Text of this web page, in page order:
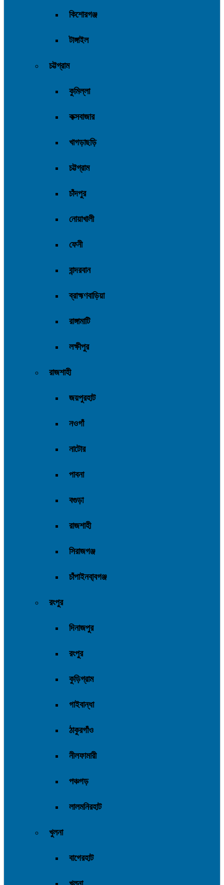
কিশোরগঞ্জ
টাঙ্গাইল
চট্টগ্রাম
কুমিল্লা
কক্সবাজার
খাগড়াছড়ি
চট্টগ্রাম
চাঁদপুর
নোয়াখালী
ফেনী
বান্দরবান
ব্রাহ্মণবাড়িয়া
রাঙ্গামাটি
লক্ষীপুর
রাজশাহী
জয়পুরহাট
নওগাঁ
নাটোর
পাবনা
বগুড়া
রাজশাহী
সিরাজগঞ্জ
চাঁপাইনবা্বগঞ্জ
রংপুর
দিনাজপুর
রংপুর
কুড়িগ্রাম
গাইবান্ধা
ঠাকুরগাঁও
নীলফামারী
পঞ্চগড়
লালমনিরহাট
খুলনা
বাগেরহাট